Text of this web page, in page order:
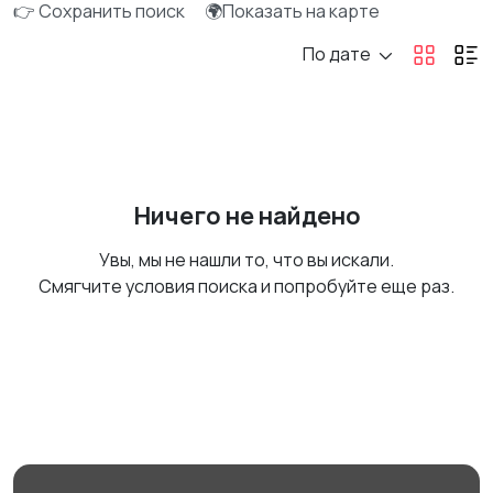
👉 Сохранить поиск
🌍Показать на карте
По дате
Ничего не найдено
Увы, мы не нашли то, что вы искали.
Смягчите условия поиска и попробуйте еще раз.